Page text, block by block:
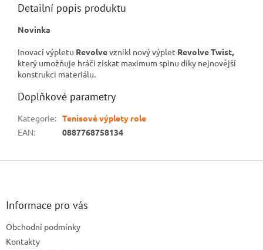
Detailní popis produktu
Novinka
Inovací výpletu Revolvevznikl nový výplet Revolve Twist,
který umožňuje hráči získat maximum spinu díky nejnovější
konstrukci materiálu.
Doplňkové parametry
Kategorie: Tenisové výplety role
EAN: 0887768758134
Z
Informace pro vás
Obchodní podmínky
Kontakty